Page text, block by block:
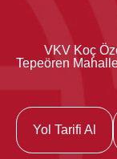
VKV Koç
Tepeören
Yol Tarifi Al